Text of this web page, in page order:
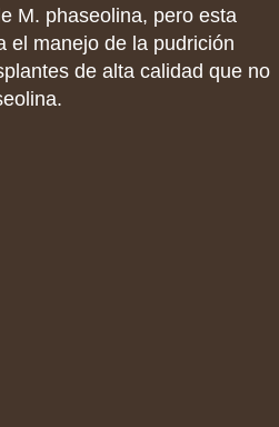
M. phaseolina, pero esta
el manejo de la pudrición
de alta calidad que no